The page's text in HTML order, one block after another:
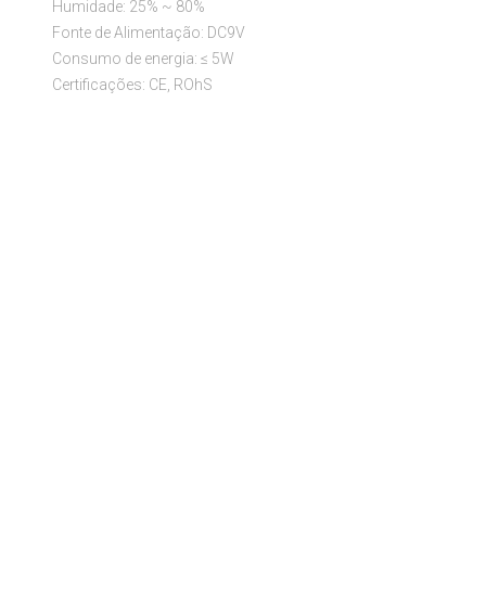
Humidade: 25% ~ 80%
Fonte de Alimentação: DC9V
Consumo de energia: ≤ 5W
Certificações: CE, ROhS